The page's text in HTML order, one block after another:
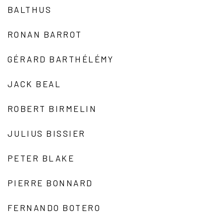
BALTHUS
RONAN BARROT
GÉRARD BARTHÉLÉMY
JACK BEAL
ROBERT BIRMELIN
JULIUS BISSIER
PETER BLAKE
PIERRE BONNARD
FERNANDO BOTERO